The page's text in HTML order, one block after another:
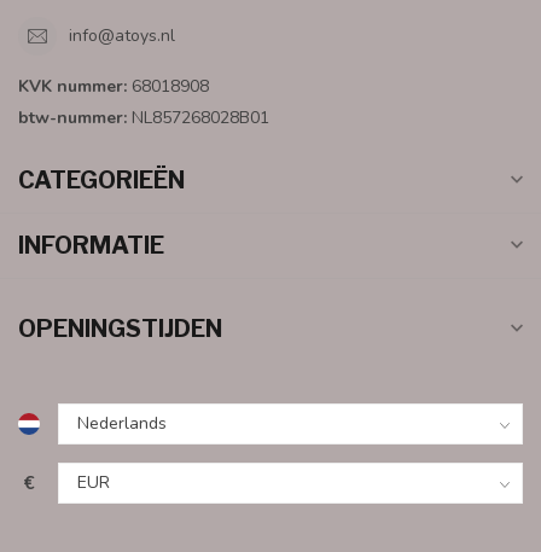
info@atoys.nl
KVK nummer: 68018908
btw-nummer: NL857268028B01
CATEGORIEËN
INFORMATIE
OPENINGSTIJDEN
€